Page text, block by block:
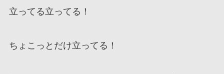
立ってる立ってる！
ちょこっとだけ立ってる！